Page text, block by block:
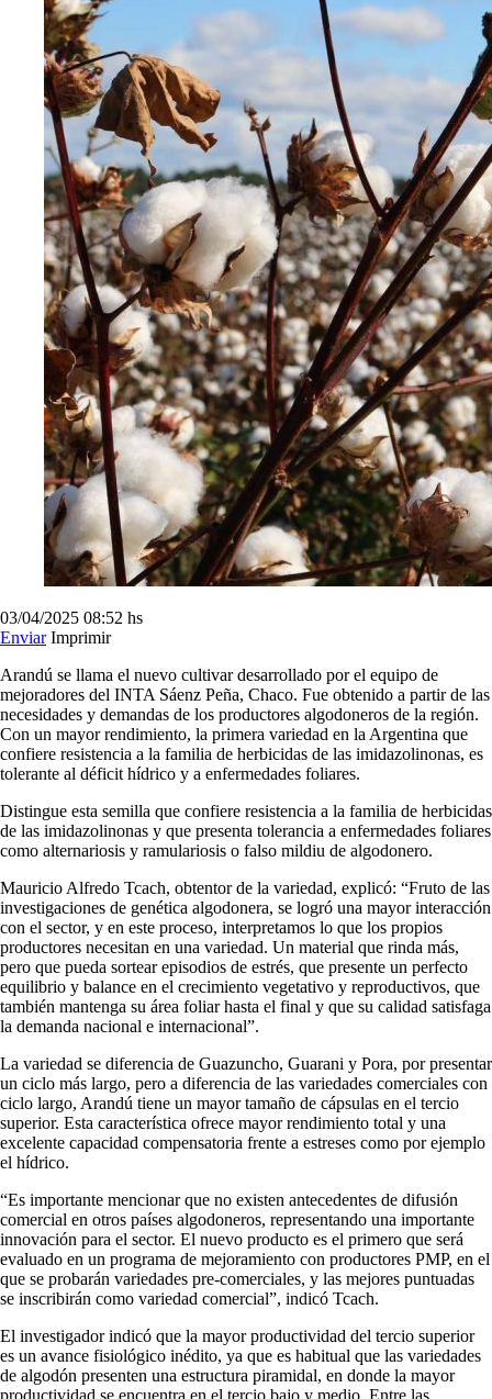
03/04/2025 08:52 hs
Enviar Imprimir
Arandú se llama el nuevo cultivar desarrollado por el equipo de
mejoradores del INTA Sáenz Peña, Chaco. Fue obtenido a partir de las
necesidades y demandas de los productores algodoneros de la región.
Con un mayor rendimiento, la primera variedad en la Argentina que
confiere resistencia a la familia de herbicidas de las imidazolinonas, es
tolerante al déficit hídrico y a enfermedades foliares.
Distingue esta semilla que confiere resistencia a la familia de herbicidas
de las imidazolinonas y que presenta tolerancia a enfermedades foliares
como alternariosis y ramulariosis o falso mildiu de algodonero.
Mauricio Alfredo Tcach, obtentor de la variedad, explicó: “Fruto de las
investigaciones de genética algodonera, se logró una mayor interacción
con el sector, y en este proceso, interpretamos lo que los propios
productores necesitan en una variedad. Un material que rinda más,
pero que pueda sortear episodios de estrés, que presente un perfecto
equilibrio y balance en el crecimiento vegetativo y reproductivos, que
también mantenga su área foliar hasta el final y que su calidad satisfaga
la demanda nacional e internacional”.
La variedad se diferencia de Guazuncho, Guarani y Pora, por presentar
un ciclo más largo, pero a diferencia de las variedades comerciales con
ciclo largo, Arandú tiene un mayor tamaño de cápsulas en el tercio
superior. Esta característica ofrece mayor rendimiento total y una
excelente capacidad compensatoria frente a estreses como por ejemplo
el hídrico.
“Es importante mencionar que no existen antecedentes de difusión
comercial en otros países algodoneros, representando una importante
innovación para el sector. El nuevo producto es el primero que será
evaluado en un programa de mejoramiento con productores PMP, en el
que se probarán variedades pre-comerciales, y las mejores puntuadas
se inscribirán como variedad comercial”, indicó Tcach.
El investigador indicó que la mayor productividad del tercio superior
es un avance fisiológico inédito, ya que es habitual que las variedades
de algodón presenten una estructura piramidal, en donde la mayor
productividad se encuentra en el tercio bajo y medio. Entre las